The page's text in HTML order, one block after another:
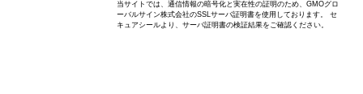
当サイトでは、通信情報の暗号化と実在性の証明のため、GMOグロ
ーバルサイン株式会社のSSLサーバ証明書を使用しております。 セ
キュアシールより、サーバ証明書の検証結果をご確認ください。